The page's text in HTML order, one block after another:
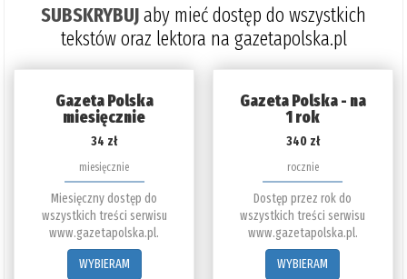
SUBSKRYBUJaby mieć dostęp do wszystkich
tekstów oraz lektora na gazetapolska.pl
Gazeta Polska
miesięcznie
34 zł
miesięcznie
Miesięczny dostęp do
wszystkich treści serwisu
www.gazetapolska.pl.
WYBIERAM
Gazeta Polska - na
1 rok
340 zł
rocznie
Dostęp przez rok do
wszystkich treści serwisu
www.gazetapolska.pl.
WYBIERAM